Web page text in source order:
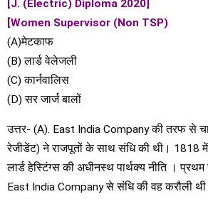
[J. (Electric) Diploma 2020]
[Women Supervisor (Non TSP)
(A)मेटकाफ
(B) लार्ड वेलेजली
(C) कार्नवालिस
(D) सर जार्ज बालों
उत्तर- (A). East India Company की तरफ से
रेजीडेंट) ने राजपूतों के साथ संधि की थी। 1818 में
लार्ड हेस्टिंग्स की अधीनस्थ पार्थक्य नीति ।
East India Company से संधि की वह करौली